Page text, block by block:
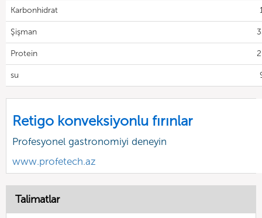
Karbonhidrat
Şişman
Protein
su
Retigo konveksiyonlu fırınlar
Profesyonel gastronomiyi deneyin
www.profetech.az
Talimatlar